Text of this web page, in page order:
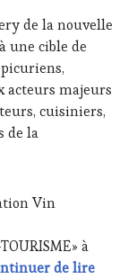
de la nouvelle
une cible de
acteurs majeurs
cuisiniers,
de la
Vin
à
de lire